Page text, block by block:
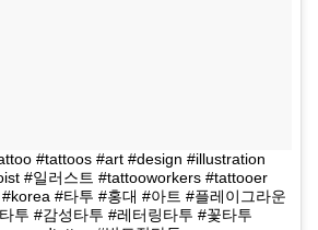
#tattoos #art #design #illustration
#일러스트 #tattooworkers #tattooer
#타투 #홍대 #아트 #플레이그라운
투 #감성타투 #레터링타투 #꽃타투